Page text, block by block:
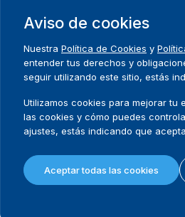
Aviso de cookies
Nuestra Política de Cookies y
entender tus derechos y
seguir utilizando este sitio, estás
Utilizamos cookies para mejorar tu
las cookies y cómo puedes
ajustes, estás indicando que
Aceptar todas las cookies